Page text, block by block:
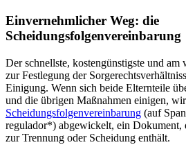
Einvernehmlicher Weg: die
Scheidungsfolgenvereinbarung
Der schnellste, kostengünstigste und am
zur Festlegung der
Einigung. Wenn sich beide Elternteile
und die übrigen Maßnahmen einigen,
Scheidungsfolgenvereinbarung (auf
regulador*) abgewickelt, ein Dokument,
zur Trennung oder Scheidung enthält.